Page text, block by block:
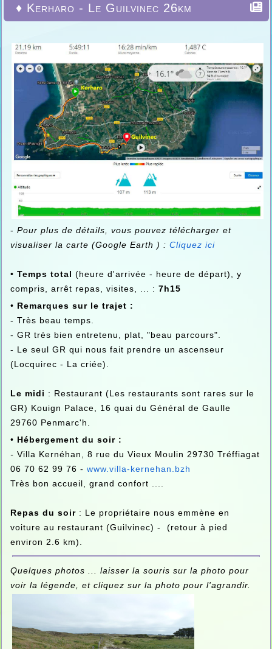
♦ Kerharo - Le Guilvinec 26km
- Pour plus de détails, vous pouvez télécharger et
visualiser la carte (Google Earth ) : Cliquez ici
• Temps total (heure d'arrivée - heure de départ), y
compris, arrêt repas, visites, ... : 7h15
• Remarques sur le trajet :
- Très beau temps.
- GR très bien entretenu, plat, "beau parcours".
- Le seul GR qui nous fait prendre un ascenseur
(Locquirec - La criée).
Le midi : Restaurant (Les restaurants sont rares sur le
GR) Kouign Palace, 16 quai du Général de Gaulle
29760 Penmarc'h.
• Hébergement du soir :
- Villa Kernéhan, 8 rue du Vieux Moulin 29730 Tréffiagat
06 70 62 99 76 - www.villa-kernehan.bzh
Très bon accueil, grand confort ....
Repas du soir : Le propriétaire nous emmène en
voiture au restaurant (Guilvinec) - (retour à pied
environ 2.6 km).
Quelques photos ... laisser la souris sur la photo pour
voir la légende, et cliquez sur la photo pour l'agrandir.